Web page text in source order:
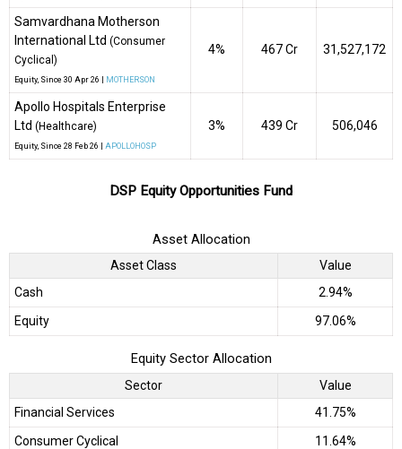
Samvardhana Motherson
International Ltd (Consumer
Cyclical)
Equity , Since 30 Apr 26 | MOTHERSON
4% ₹467 Cr 31,527,172
Apollo Hospitals Enterprise
Ltd (Healthcare)
Equity , Since 28 Feb 26 | APOLLOHOSP
3% ₹439 Cr 506,046
DSP Equity Opportunities Fund
Asset Allocation
Asset Class
Value
Cash
2.94%
Equity
97.06%
Equity Sector Allocation
Sector
Value
Financial Services
41.75%
Consumer Cyclical
11.64%